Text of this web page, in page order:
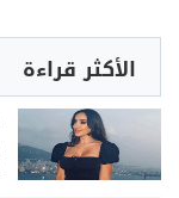
الأكثر قراءة